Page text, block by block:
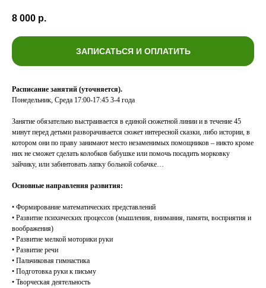
8 000 р.
ЗАПИСАТЬСЯ И ОПЛАТИТЬ
Расписание занятий (уточняется).
Понедельник, Среда 17:00-17:45 3-4 года
Занятие обязательно выстраивается в единой сюжетной линии и в течение 45
минут перед детьми разворачивается сюжет интересной сказки, либо истории, в
котором они по праву занимают место незаменимых помощников – никто кроме
них не сможет сделать колобков бабушке или помочь посадить морковку
зайчику, или забинтовать лапку больной собачке…
Основные направления развития:
• Формирование математических представлений
• Развитие психических процессов (мышления, внимания, памяти, восприятия и
воображения)
• Развитие мелкой моторики руки
• Развитие речи
• Пальчиковая гимнастика
• Подготовка руки к письму
• Творческая деятельность